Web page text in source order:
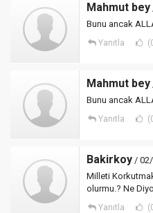
Mahmut bey
Bunu ancak
Yanıtla
Mahmut bey
Bunu ancak
Yanıtla
Bakirkoy /
Milleti
olurmu.? Ne
Yanıtla